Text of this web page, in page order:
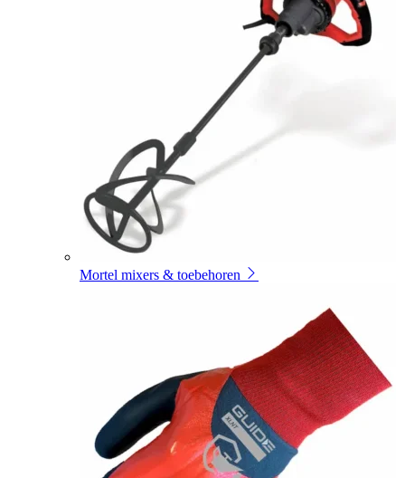
Mortel mixers & toebehoren